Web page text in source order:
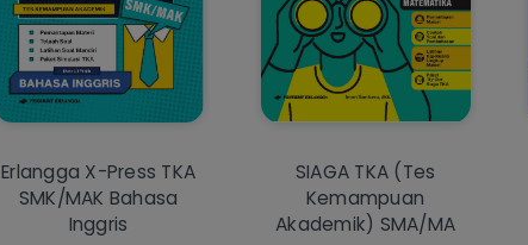
Erlangga X-Press TKA
SMK/MAK Bahasa
Inggris
SIAGA TKA (Tes
Kemampuan
Akademik) SMA/MA